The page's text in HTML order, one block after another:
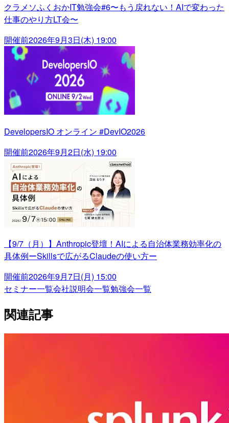
クラメソふくおかIT勉強会#6〜もう戻れない！AIで変わった
仕事のやり方LT会〜
開催前2026年9月3日(木) 19:00
DevelopersIO オンライン #DevIO2026
開催前2026年9月2日(水) 19:00
【9/7（月）】Anthropic登壇！AIによる自治体業務効率化の
具体例ーSkillsで広がるClaudeの使い方ー
開催前2026年9月7日(月) 15:00
セミナー一覧会社説明会一覧勉強会一覧
関連記事